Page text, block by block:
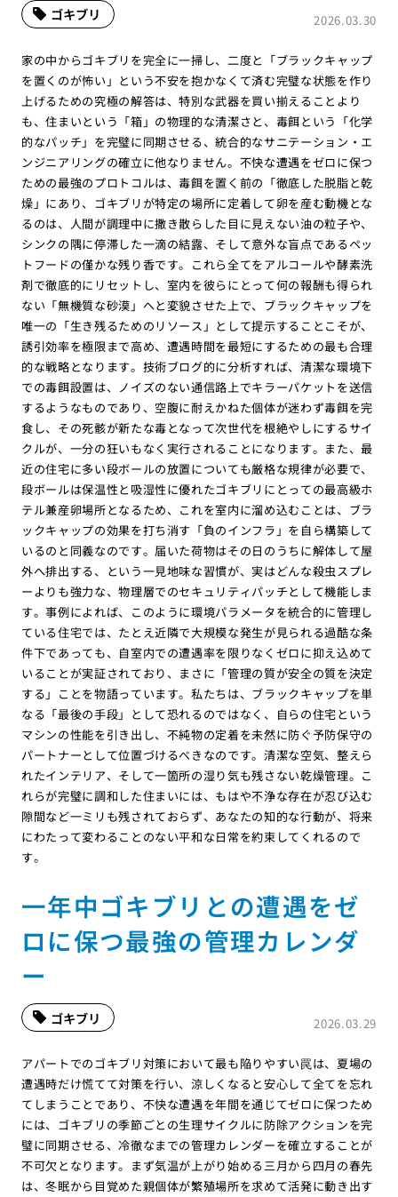
2026.03.30
ゴキブリ
家の中からゴキブリを完全に一掃し、二度と「ブラックキャップ
を置くのが怖い」という不安を抱かなくて済む完璧な状態を作り
上げるための究極の解答は、特別な武器を買い揃えることより
も、住まいという「箱」の物理的な清潔さと、毒餌という「化学
的なパッチ」を完璧に同期させる、統合的なサニテーション・エ
ンジニアリングの確立に他なりません。不快な遭遇をゼロに保つ
ための最強のプロトコルは、毒餌を置く前の「徹底した脱脂と乾
燥」にあり、ゴキブリが特定の場所に定着して卵を産む動機とな
るのは、人間が調理中に撒き散らした目に見えない油の粒子や、
シンクの隅に停滞した一滴の結露、そして意外な盲点であるペッ
トフードの僅かな残り香です。これら全てをアルコールや酵素洗
剤で徹底的にリセットし、室内を彼らにとって何の報酬も得られ
ない「無機質な砂漠」へと変貌させた上で、ブラックキャップを
唯一の「生き残るためのリソース」として提示することこそが、
誘引効率を極限まで高め、遭遇時間を最短にするための最も合理
的な戦略となります。技術ブログ的に分析すれば、清潔な環境下
での毒餌設置は、ノイズのない通信路上でキラーパケットを送信
するようなものであり、空腹に耐えかねた個体が迷わず毒餌を完
食し、その死骸が新たな毒となって次世代を根絶やしにするサイ
クルが、一分の狂いもなく実行されることになります。また、最
近の住宅に多い段ボールの放置についても厳格な規律が必要で、
段ボールは保温性と吸湿性に優れたゴキブリにとっての最高級ホ
テル兼産卵場所となるため、これを室内に溜め込むことは、ブラ
ックキャップの効果を打ち消す「負のインフラ」を自ら構築して
いるのと同義なのです。届いた荷物はその日のうちに解体して屋
外へ排出する、という一見地味な習慣が、実はどんな殺虫スプレ
ーよりも強力な、物理層でのセキュリティパッチとして機能しま
す。事例によれば、このように環境パラメータを統合的に管理し
ている住宅では、たとえ近隣で大規模な発生が見られる過酷な条
件下であっても、自室内での遭遇率を限りなくゼロに抑え込めて
いることが実証されており、まさに「管理の質が安全の質を決定
する」ことを物語っています。私たちは、ブラックキャップを単
なる「最後の手段」として恐れるのではなく、自らの住宅という
マシンの性能を引き出し、不純物の定着を未然に防ぐ予防保守の
パートナーとして位置づけるべきなのです。清潔な空気、整えら
れたインテリア、そして一箇所の湿り気も残さない乾燥管理。こ
れらが完璧に調和した住まいには、もはや不浄な存在が忍び込む
隙間など一ミリも残されておらず、あなたの知的な行動が、将来
にわたって変わることのない平和な日常を約束してくれるので
す。
一年中ゴキブリとの遭遇をゼ
ロに保つ最強の管理カレンダ
ー
2026.03.29
ゴキブリ
アパートでのゴキブリ対策において最も陥りやすい罠は、夏場の
遭遇時だけ慌てて対策を行い、涼しくなると安心して全てを忘れ
てしまうことであり、不快な遭遇を年間を通じてゼロに保つため
には、ゴキブリの季節ごとの生理サイクルに防除アクションを完
璧に同期させる、冷徹なまでの管理カレンダーを確立することが
不可欠となります。まず気温が上がり始める三月から四月の春先
は、冬眠から目覚めた親個体が繁殖場所を求めて活発に動き出す